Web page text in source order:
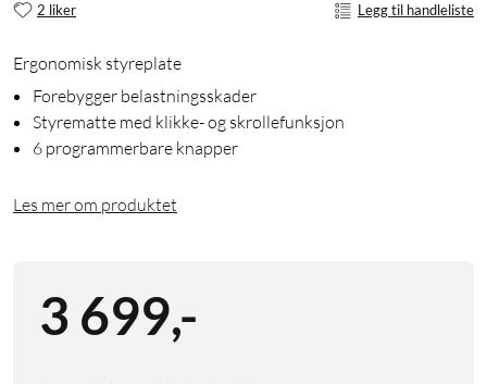
2 liker Legg til handleliste
Ergonomisk styreplate
Forebygger belastningsskader
Styrematte med klikke- og skrollefunksjon
6 programmerbare knapper
Les mer om produktet
3 699,-